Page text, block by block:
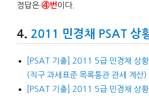
정답은 ④번 이다.
2011 민경채 PSAT 상
[PSAT 기출] 2011 5급 민경채 상
(직구 과세표준 목록통관 관세 계산)
[PSAT 기출] 2011 5급 민경채 상